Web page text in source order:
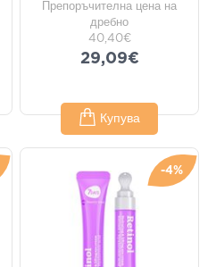
Препоръчителна цена на
дребно
40,40€
29,09€
Купува
-4%